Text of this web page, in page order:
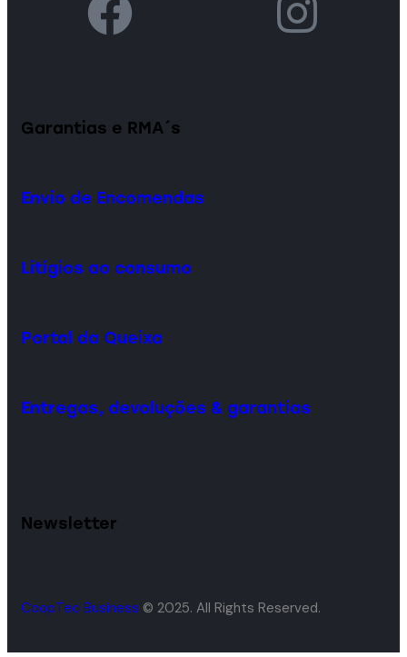
Garantias e RMA´s
Envio de Encomendas
Litígios ao consumo
Portal da Queixa
Entregas, devoluções & garantias
Newsletter
CoopTec Business © 2025. All Rights Reserved.